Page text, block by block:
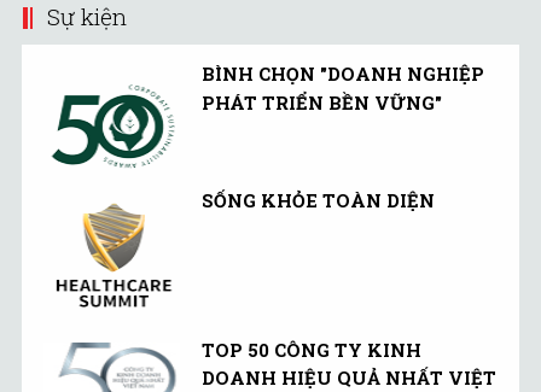
Sự kiện
BÌNH CHỌN "DOANH NGHIỆP
PHÁT TRIỂN BỀN VỮNG"
SỐNG KHỎE TOÀN DIỆN
TOP 50 CÔNG TY KINH
DOANH HIỆU QUẢ NHẤT VIỆT